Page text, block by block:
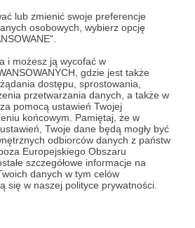
lub zmienić swoje preferencje
osobowych, wybierz opcję
i możesz ją wycofać w
gdzie jest także
dostępu, sprostowania,
przetwarzania danych, a także w
pomocą ustawień Twojej
końcowym. Pamiętaj, że w
Twoje dane będą mogły być
odbiorców danych z państw
Europejskiego Obszaru
szczegółowe informacje na
danych w tym celów
się w naszej polityce prywatności.
Regulaminserwisu oraz
przetwarzanie moich danych
w formularzu rejestracyjnym w celu
usług serwisu Patronite.
drogą elektroniczną
- newslettera. Opcja ta może zostać
konta.